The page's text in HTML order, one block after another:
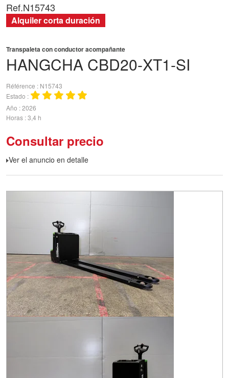
HANGCHA CBD20-XT1-SI
Transpaleta con conductor acompañante
Référence
N15743
Estado
Año 2026
Horas 3,4 h
Consultar precio
Ver el anuncio en detalle
Ref.N15743
Alquiler corta duración